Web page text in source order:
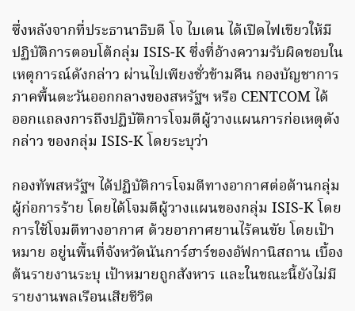
ซึ่งหลังจากที่ประธานาธิบดี โจ ไบเดน ได้เปิดไฟเขียวให้มี
ปฏิบัติการตอบโต้กลุ่ม ISIS-K ซึ่งที่อ้างความรับผิดชอบใน
เหตุการณ์ดังกล่าว ผ่านไปเพียงชั่วข้ามคืน กองบัญชาการ
ภาคพื้นตะวันออกกลางของสหรัฐฯ หรือ CENTCOM ได้
ออกแถลงการถึงปฏิบัติการโจมตีผู้วางแผนการก่อเหตุดัง
กล่าว ของกลุ่ม ISIS-K โดยระบุว่า
กองทัพสหรัฐฯ ได้ปฏิบัติการโจมตีทางอากาศต่อต้านกลุ่ม
ผู้ก่อการร้าย โดยได้โจมตีผู้วางแผนของกลุ่ม ISIS-K โดย
การใช้โจมตีทางอากาศ ด้วยอากาศยานไร้คนขัย โดยเป้า
หมาย อยู่นพื้นที่จังหวัดนันการ์ฮาร์ของอัฟกานิสถาน เบื้อง
ต้นรายงานระบุ เป้าหมายถูกสังหาร และในขณะนี้ยังไม่มี
รายงานพลเรือนเสียชีวิต